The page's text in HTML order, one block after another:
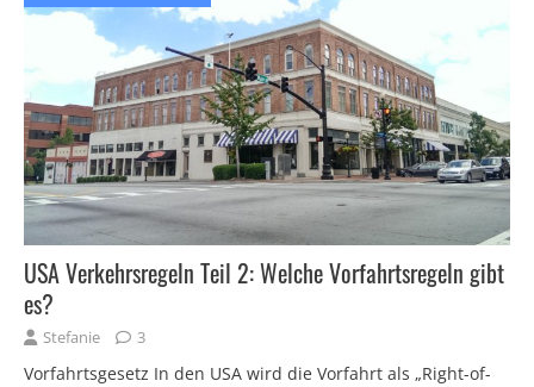
USA Verkehrsregeln Teil 2: Welche Vorfahrtsregeln gibt
es?
Stefanie 3
Vorfahrtsgesetz In den USA wird die Vorfahrt als „Right-of-